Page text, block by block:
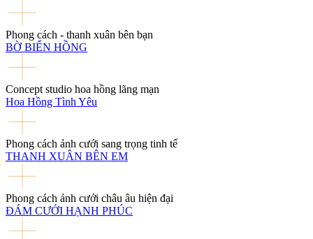
Phong cách - thanh xuân bên bạn
BỜ BIỂN HỒNG
Concept studio hoa hồng lãng mạn
Hoa Hồng Tình Yêu
Phong cách ảnh cưới sang trọng tinh tế
THANH XUÂN BÊN EM
Phong cách ảnh cưới châu âu hiện đại
ĐÁM CƯỚI HẠNH PHÚC